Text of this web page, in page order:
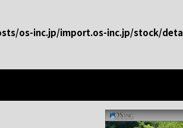
os-inc.jp/import.os-inc.jp/stock/